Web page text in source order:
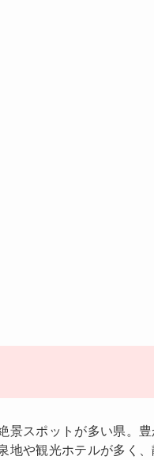
景スポットが多い県。豊
地や観光ホテルが多く